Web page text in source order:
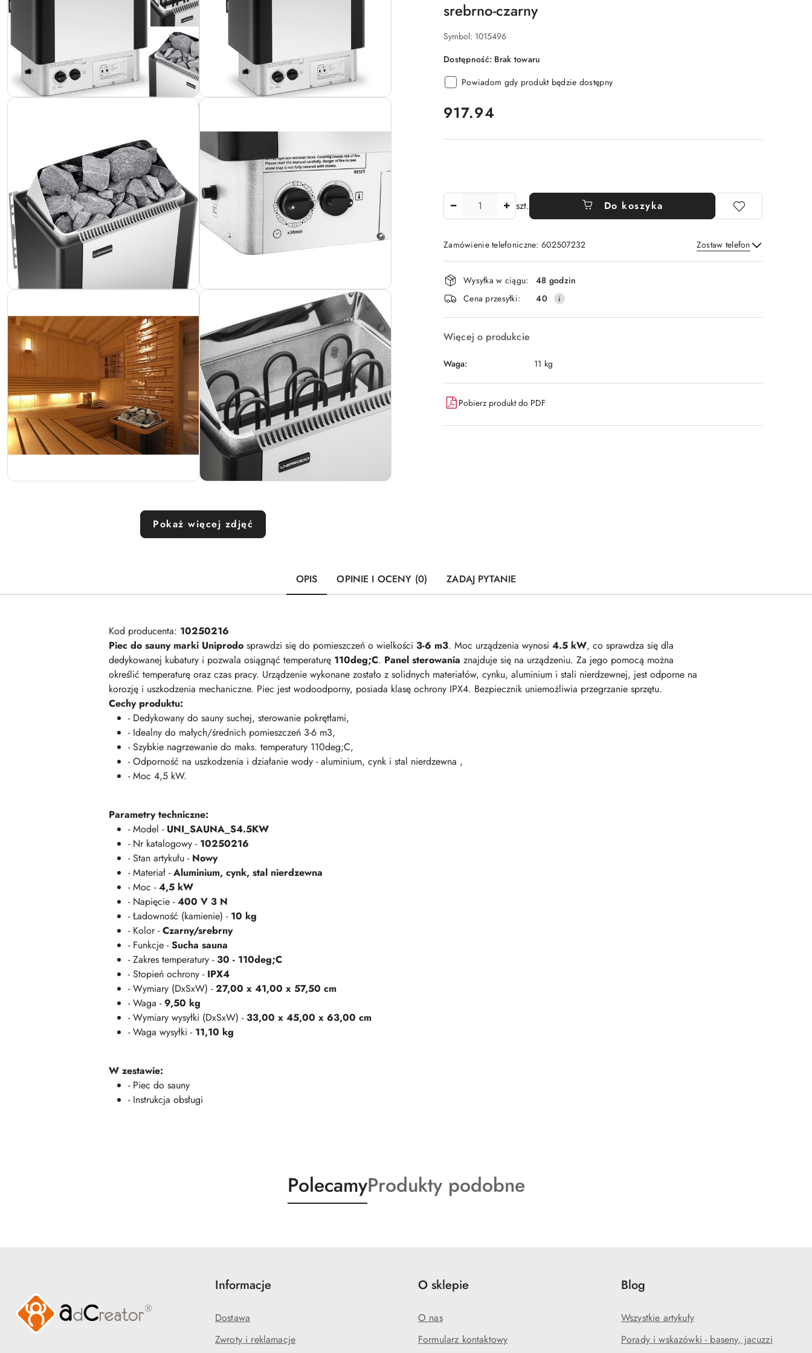
Pokaż więcej zdjęć
srebrno-czarny
Symbol: 1015496
Dostępność: Brak towaru
Powiadom gdy produkt będzie dostępny
cena:
917.94
szt. Do koszyka
Zamówienie telefoniczne: 602507232 Zostaw telefon
Wyślij
Dostępność
i
dostawa
Wysyłka w ciągu:
48 godzin
Cena przesyłki:
40
Więcej o produkcie
Waga: 11 kg
Pobierz produkt do PDF
OPIS OPINIE I OCENY (0) ZADAJ PYTANIE
Kod producenta: 10250216
Piec do sauny marki Uniprodo sprawdzi się do pomieszczeń o wielkości 3-6 m3. Moc urządzenia wynosi 4.5 kW, co sprawdza się dla
dedykowanej kubatury i pozwala osiągnąć temperaturę 110deg;C. Panel sterowania znajduje się na urządzeniu. Za jego pomocą można
określić temperaturę oraz czas pracy. Urządzenie wykonane zostało z solidnych materiałów, cynku, aluminium i stali nierdzewnej, jest odporne na
korozję i uszkodzenia mechaniczne. Piec jest wodoodporny, posiada klasę ochrony IPX4. Bezpiecznik uniemożliwia przegrzanie sprzętu.
Cechy produktu:
- Dedykowany do sauny suchej, sterowanie pokrętłami,
- Idealny do małych/średnich pomieszczeń 3-6 m3,
- Szybkie nagrzewanie do maks. temperatury 110deg;C,
- Odporność na uszkodzenia i działanie wody - aluminium, cynk i stal nierdzewna ,
- Moc 4,5 kW.
Parametry techniczne:
- Model - UNI_SAUNA_S4.5KW
- Nr katalogowy - 10250216
- Stan artykułu - Nowy
- Materiał -Aluminium, cynk, stal nierdzewna
- Moc -4,5 kW
- Napięcie -400 V 3 N
- Ładowność (kamienie) - 10 kg
- Kolor -Czarny/srebrny
- Funkcje -Sucha sauna
- Zakres temperatury -30 - 110deg;C
- Stopień ochrony - IPX4
- Wymiary (DxSxW) -27,00 x 41,00 x 57,50 cm
- Waga -9,50 kg
- Wymiary wysyłki (DxSxW) -33,00 x 45,00 x 63,00 cm
- Waga wysyłki - 11,10 kg
W zestawie:
- Piec do sauny
- Instrukcja obsługi
Produkty
o
PolecamyProdukty
o
Produkty podobne
Informacje
Dostawa
Zwroty i reklamacje
O sklepie
O nas
Formularz kontaktowy
Blog
Wszystkie artykuły
Porady i wskazówki - baseny, jacuzzi